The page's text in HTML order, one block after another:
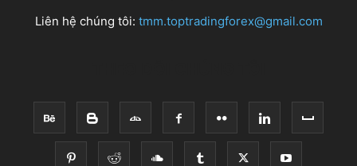
Liên hệ chúng tôi: tmm.toptradingforex@gmail.com